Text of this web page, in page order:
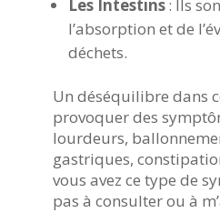
Les Intestins: Ils
l’absorption et de
déchets.
Un déséquilibre dans
provoquer des
lourdeurs,
gastriques,
vous avez ce type de
pas à consulter ou à